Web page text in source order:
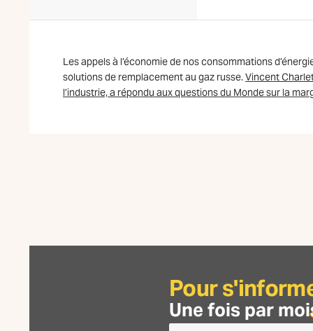
Les appels à l’économie de nos consommations
solutions de remplacement au gaz russe.Vincent
l’industrie, a répondu aux questions du Monde sur la
Pour
Une fois par